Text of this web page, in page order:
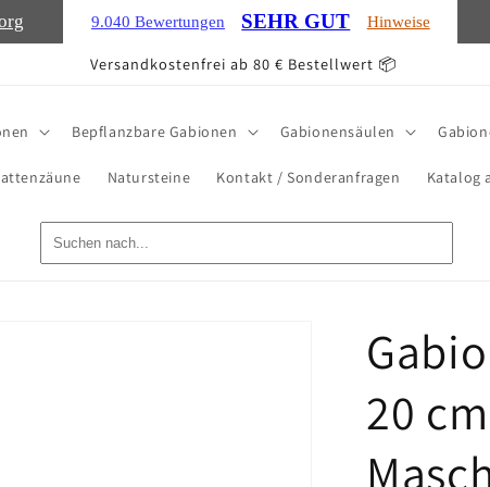
9.040 Bewertungen SEHR GUT Hinweise
Versandkostenfrei ab 80 € Bestellwert 📦
Bepflanzbare Gabionen Gabionensäulen
Natursteine Kontakt / Sonderanfragen Katalog
20